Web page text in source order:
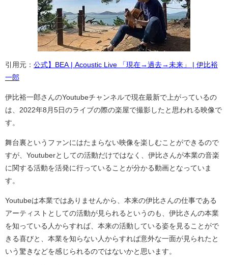
引用元： 公式】BEA | Acoustic Live 「現在→過去→未来」 | 伊比裕
一郎
伊比裕一郎さんのYoutubeチャンネルで現在最新で上がっているの
は、2022年8月5日のライブの際の楽屋で撮影したと思われる映像で
す。
舞台裏というファンにはたまらない映像を楽しむことができるので
すが、Youtuberとしての活動だけではなく、伊比さんが本業の音楽
に関する活動を活発に行っていることが分かる動画となっていま
す。
Youtubeは本業ではありませんから、本来の伊比さんの仕事である
アーティストとしての活動が見られるというのも、伊比さんの本業
を知っている人からすれば、本来の活動している姿を見ることがで
きる喜びと、本業を知らない人からすれば意外な一面が見られたと
いう驚きなどを感じられるのではないかと思います。